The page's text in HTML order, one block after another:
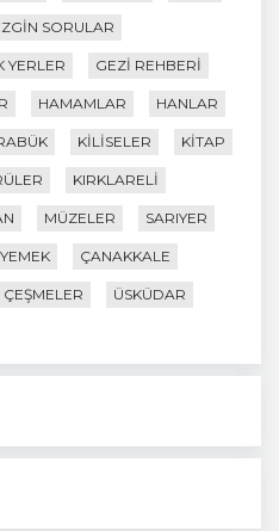
SORULAR
YERLER GEZI REHBERI
HAMAMLAR HANLAR
KILISELER KITAP
KIRKLARELI
MÜZELER SARIYER
YEMEK ÇANAKKALE
ÇEŞMELER ÜSKÜDAR